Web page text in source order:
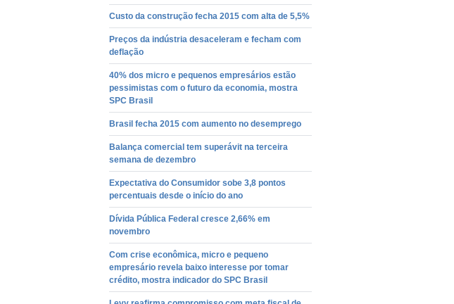
Custo da construção fecha 2015 com alta de 5,5%
Preços da indústria desaceleram e fecham com
deflação
40% dos micro e pequenos empresários estão
pessimistas com o futuro da economia, mostra
SPC Brasil
Brasil fecha 2015 com aumento no desemprego
Balança comercial tem superávit na terceira
semana de dezembro
Expectativa do Consumidor sobe 3,8 pontos
percentuais desde o início do ano
Dívida Pública Federal cresce 2,66% em
novembro
Com crise econômica, micro e pequeno
empresário revela baixo interesse por tomar
crédito, mostra indicador do SPC Brasil